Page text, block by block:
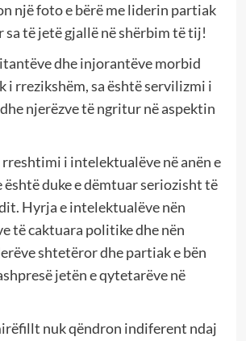
një foto e bërë me liderin partiak
sa të jetë gjallë në shërbim të tij!
dhe injorantëve morbid
i rrezikshëm, sa është servilizmi i
njerëzve të ngritur në aspektin
i intelektualëve në anën e
duke e dëmtuar seriozisht të
Hyrja e intelektualëve nën
të caktuara politike dhe nën
shtetëror dhe partiak e bën
jetën e qytetarëve në
nuk qëndron indiferent ndaj